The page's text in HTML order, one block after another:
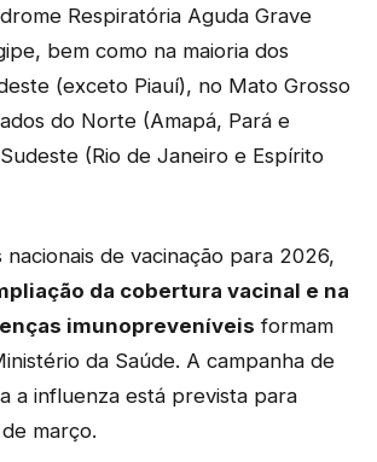
Respiratória Aguda Grave
bem como na maioria dos
(exceto Piauí), no Mato Grosso
do Norte (Amapá, Pará e
(Rio de Janeiro e Espírito
nacionais de vacinação para 2026,
da cobertura vacinal e na
imunopreveníveis formam
da Saúde. A campanha de
a influenza está prevista para
março.